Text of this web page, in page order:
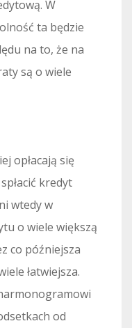
W
ta będzie
na to, że na
są o wiele
opłacają się
kredyt
wtedy w
o wiele większą
co późniejsza
łatwiejsza.
od